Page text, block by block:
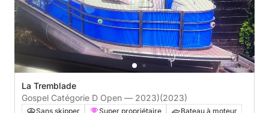
La Tremblade
Gospel Catégorie D Open — 2023)(2023)
Sans skipper Super propriétaire
Bateau à moteur